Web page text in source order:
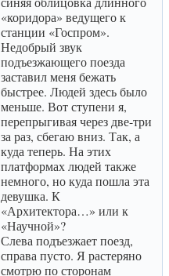
«коридора» ведущего к
станции «Госпром».
Недобрый звук
подъезжающего поезда
заставил меня бежать
быстрее. Людей здесь было
меньше. Вот ступени я,
перепрыгивая через две-три
за раз, сбегаю вниз. Так, а
куда теперь. На этих
платформах людей также
немного, но куда пошла эта
девушка. К
«Архитектора…» или к
«Научной»?
Слева подъезжает поезд,
справа пусто. Я растеряно
смотрю по сторонам